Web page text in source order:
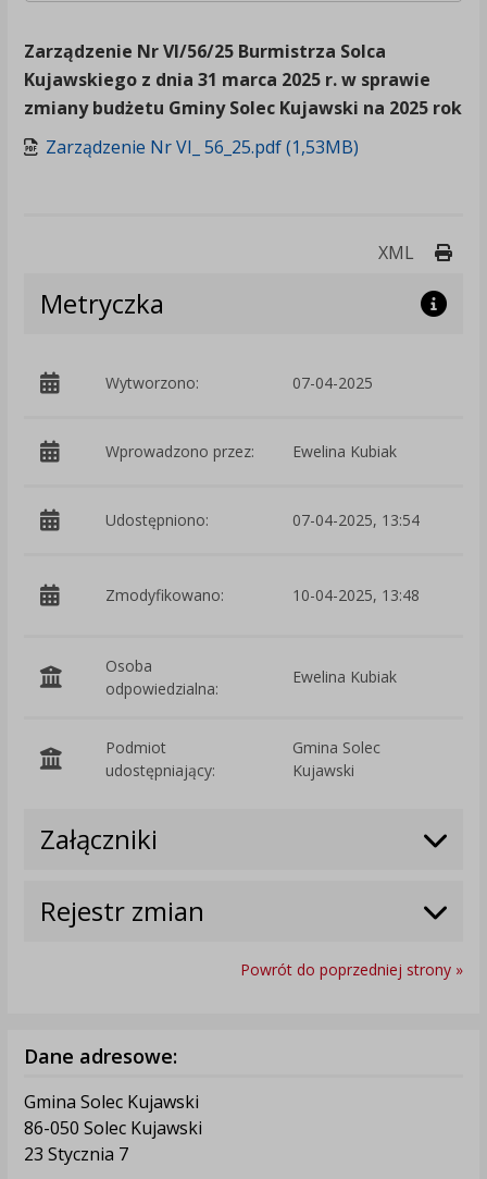
Zarządzenie Nr VI/56/25 Burmistrza Solca
Kujawskiego z dnia 31 marca 2025 r. w sprawie
zmiany budżetu Gminy Solec Kujawski na 2025 rok
Zarządzenie Nr VI_ 56_25.pdf (1,53MB)
XML
Metryczka
Wytworzono: 07-04-2025
Wprowadzono przez: Ewelina Kubiak
Udostępniono: 07-04-2025, 13:54
Zmodyfikowano: 10-04-2025, 13:48
Osoba
odpowiedzialna:
Ewelina Kubiak
Podmiot
udostępniający:
Gmina Solec
Kujawski
Załączniki
Rejestr zmian
Powrót do poprzedniej strony »
Dane adresowe:
Gmina Solec Kujawski
86-050 Solec Kujawski
23 Stycznia 7